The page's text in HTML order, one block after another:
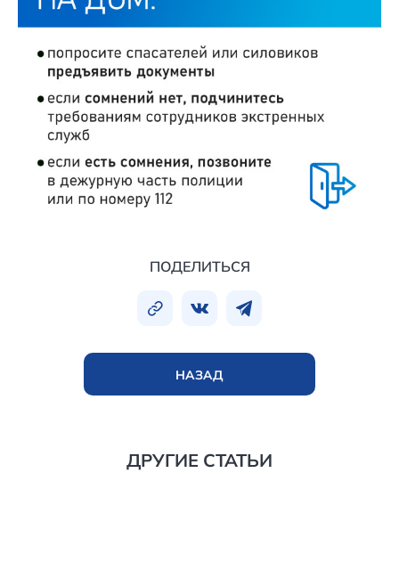
ПОДЕЛИТЬСЯ
НАЗАД
ДРУГИЕ СТАТЬИ